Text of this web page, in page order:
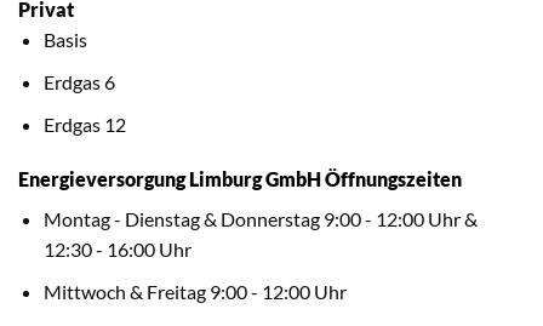
Privat
Basis
Erdgas 6
Erdgas 12
Energieversorgung Limburg GmbH Öffnungszeiten
Montag - Dienstag & Donnerstag 9:00 - 12:00 Uhr &
12:30 - 16:00 Uhr
Mittwoch & Freitag 9:00 - 12:00 Uhr